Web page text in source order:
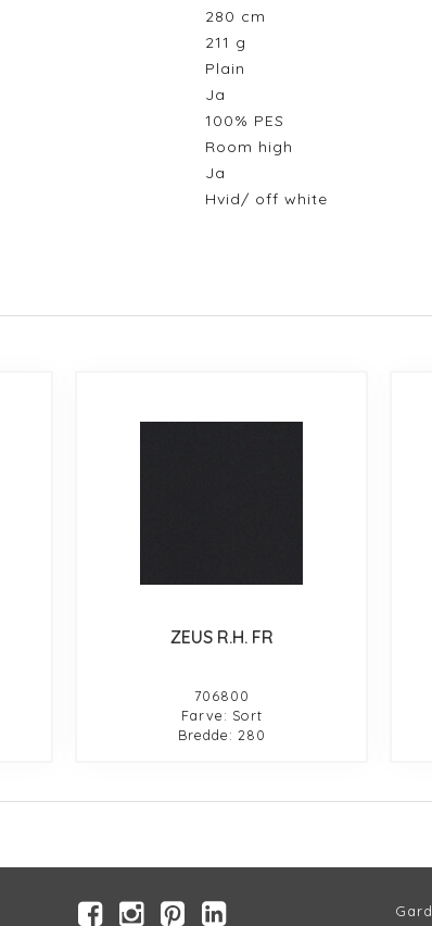
280 cm
211 g
Plain
Ja
100% PES
Room high
Ja
Hvid/ off white
ZEUS R.H. FR
706800
Farve: Sort
Bredde: 280